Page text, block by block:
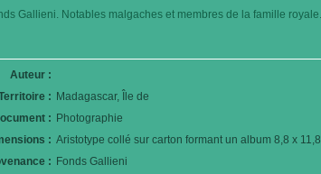
Gallieni. Notables malgaches et membres de la famille royale.
Auteur :
: Madagascar, Île de
: Photographie
: Aristotype collé sur carton formant un album 8,8 x 11,8
: Fonds Gallieni